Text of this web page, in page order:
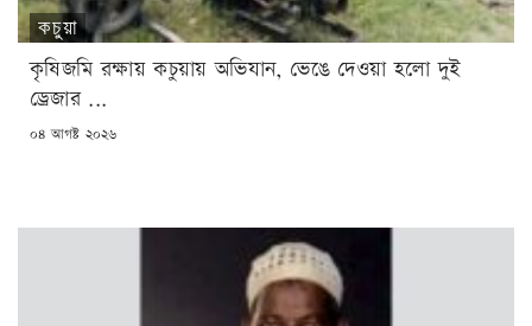
কচুয়া
কৃষিজমি রক্ষায় কচুয়ায় অভিযান, ভেঙে দেওয়া হলো দুই
ড্রেজার ...
POSTED
০৪ আগষ্ট ২০২৬